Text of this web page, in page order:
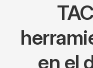
en el